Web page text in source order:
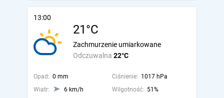
13:00
21°C
Odczuwalna 22°C
Zachmurzenie umiarkowane
Opad: 0 mm Ciśnienie: 1017 hPa
Wiatr:
6 km/h Wilgotność: 51%